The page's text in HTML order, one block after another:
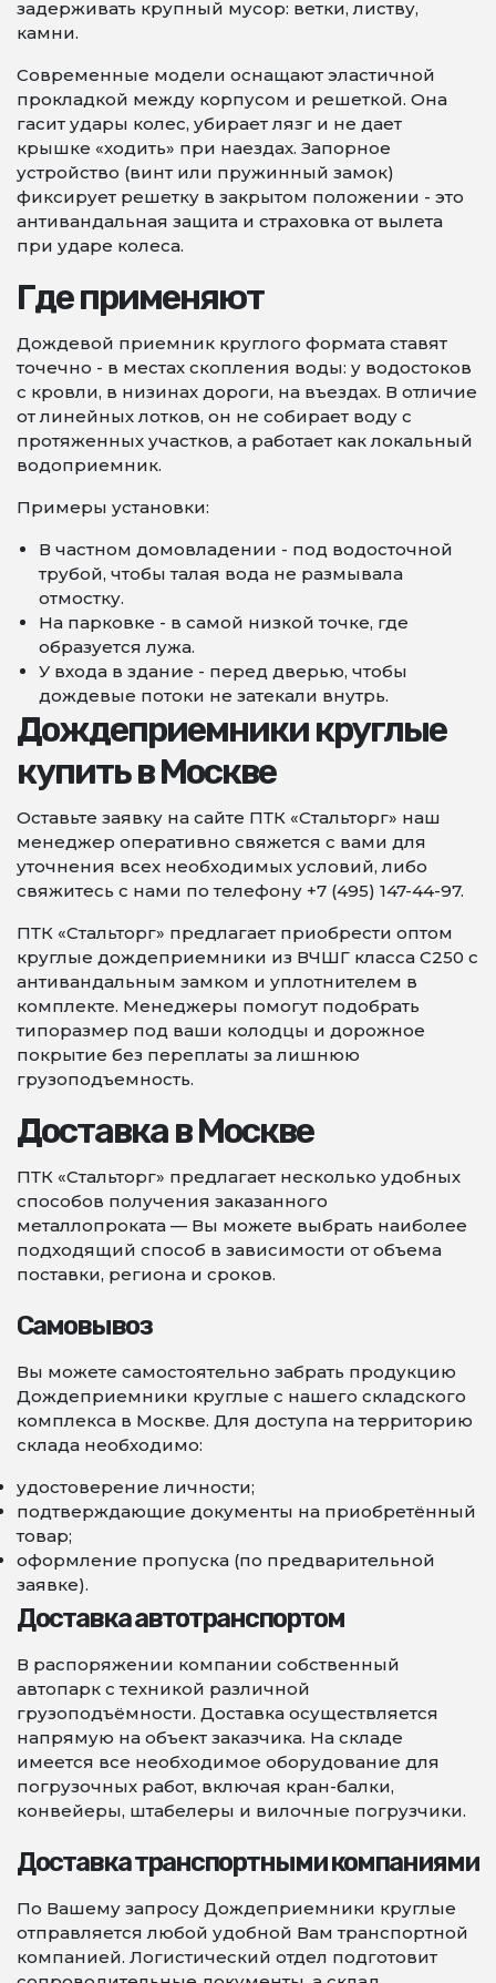
задерживать крупный мусор: ветки, листву,
камни.
Современные модели оснащают эластичной
прокладкой между корпусом и решеткой. Она
гасит удары колес, убирает лязг и не дает
крышке «ходить» при наездах. Запорное
устройство (винт или пружинный замок)
фиксирует решетку в закрытом положении - это
антивандальная защита и страховка от вылета
при ударе колеса.
Где применяют
Дождевой приемник круглого формата ставят
точечно - в местах скопления воды: у водостоков
с кровли, в низинах дороги, на въездах. В отличие
от линейных лотков, он не собирает воду с
протяженных участков, а работает как локальный
водоприемник.
Примеры установки:
В частном домовладении - под водосточной
трубой, чтобы талая вода не размывала
отмостку.
На парковке - в самой низкой точке, где
образуется лужа.
У входа в здание - перед дверью, чтобы
дождевые потоки не затекали внутрь.
Дождеприемники круглые
купить в Москве
Оставьте заявку на сайте ПТК «Стальторг» наш
менеджер оперативно свяжется с вами для
уточнения всех необходимых условий, либо
свяжитесь с нами по телефону +7 (495) 147-44-97.
ПТК «Стальторг» предлагает приобрести оптом
круглые дождеприемники из ВЧШГ класса С250 с
антивандальным замком и уплотнителем в
комплекте. Менеджеры помогут подобрать
типоразмер под ваши колодцы и дорожное
покрытие без переплаты за лишнюю
грузоподъемность.
Доставка в Москве
ПТК «Стальторг» предлагает несколько удобных
способов получения заказанного
металлопроката — Вы можете выбрать наиболее
подходящий способ в зависимости от объема
поставки, региона и сроков.
Самовывоз
Вы можете самостоятельно забрать продукцию
Дождеприемники круглые с нашего складского
комплекса в Москве. Для доступа на территорию
склада необходимо:
удостоверение личности;
подтверждающие документы на приобретённый
товар;
оформление пропуска (по предварительной
заявке).
Доставка автотранспортом
В распоряжении компании собственный
автопарк с техникой различной
грузоподъёмности. Доставка осуществляется
напрямую на объект заказчика. На складе
имеется все необходимое оборудование для
погрузочных работ, включая кран-балки,
конвейеры, штабелеры и вилочные погрузчики.
Доставка транспортными компаниями
По Вашему запросу Дождеприемники круглые
отправляется любой удобной Вам транспортной
компанией. Логистический отдел подготовит